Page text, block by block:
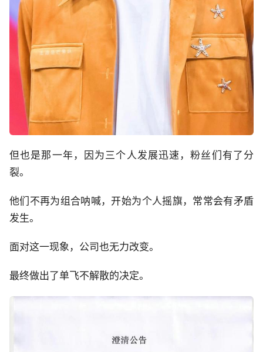
但也是那一年，因为三个人发展迅速，粉丝们有了分
裂。
他们不再为组合呐喊，开始为个人摇旗，常常会有矛盾
发生。
面对这一现象，公司也无力改变。
最终做出了单飞不解散的决定。